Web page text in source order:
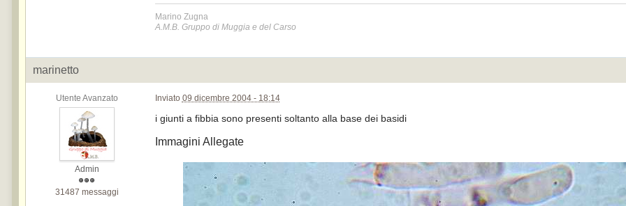
Marino Zugna
A.M.B. Gruppo di Muggia e del Carso
marinetto
Utente Avanzato
Admin
31487 messaggi
Inviato 09 dicembre 2004 - 18:14
i giunti a fibbia sono presenti soltanto alla base dei basidi
Immagini Allegate